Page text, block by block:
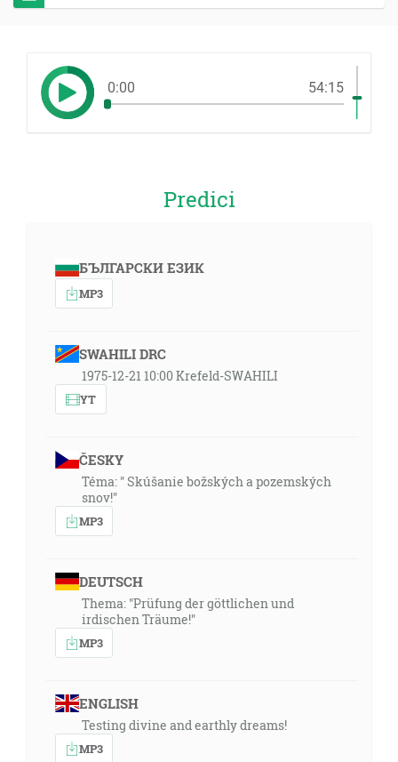
0:00 54:15
Predici
БЪЛГАРСКИ ЕЗИК
MP3
SWAHILI DRC
1975-12-21 10:00 Krefeld-SWAHILI
YT
ČESKY
Téma: " Skúšanie božských a pozemských
snov!"
MP3
DEUTSCH
Thema: "Prüfung der göttlichen und
irdischen Träume!"
MP3
ENGLISH
Testing divine and earthly dreams!
MP3